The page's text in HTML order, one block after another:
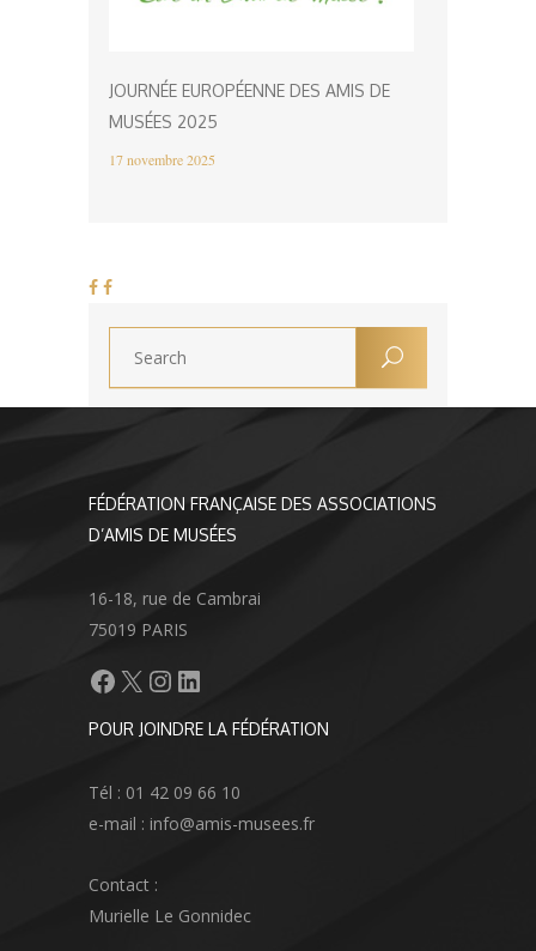
JOURNÉE EUROPÉENNE DES AMIS DE
MUSÉES 2025
17 novembre 2025
FÉDÉRATION FRANÇAISE DES ASSOCIATIONS
D’AMIS DE MUSÉES
16-18, rue de Cambrai
75019 PARIS
Facebook
X Instagram
LinkedIn
POUR JOINDRE LA FÉDÉRATION
Tél : 01 42 09 66 10
e-mail : info@amis-musees.fr
Contact :
Murielle Le Gonnidec